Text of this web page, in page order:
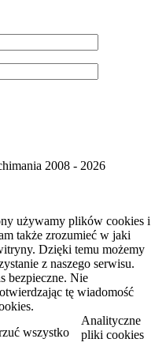
2008 - 2026
używamy plików cookies i
także zrozumieć w jaki
Dzięki temu możemy
z naszego serwisu.
bezpieczne. Nie
tę wiadomość
wszystko
Analityczne
pliki cookies